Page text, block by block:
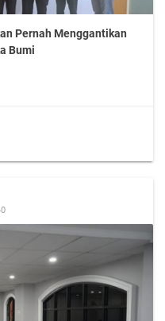
Pernah Menggantikan
Bumi